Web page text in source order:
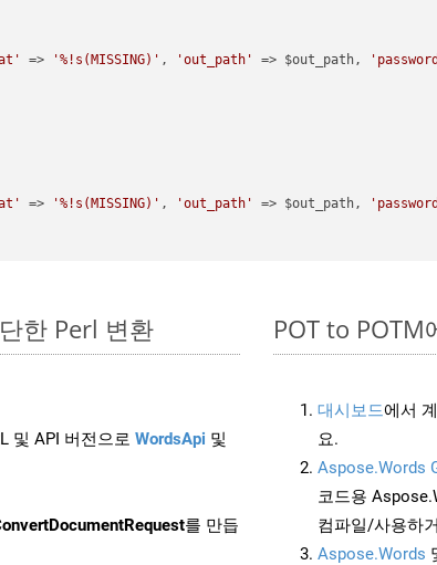
=> '%!s(MISSING)' , 'out_path' => $out_path,
=> '%!s(MISSING)' , 'out_path' => $out_path,
한 Perl 변환
및 API 버전으로 WordsApi 및
를 만듭
POT to POTM
대시보드에서
요.
Aspose.Words
코드용
컴파일/사용하
Aspose.Words